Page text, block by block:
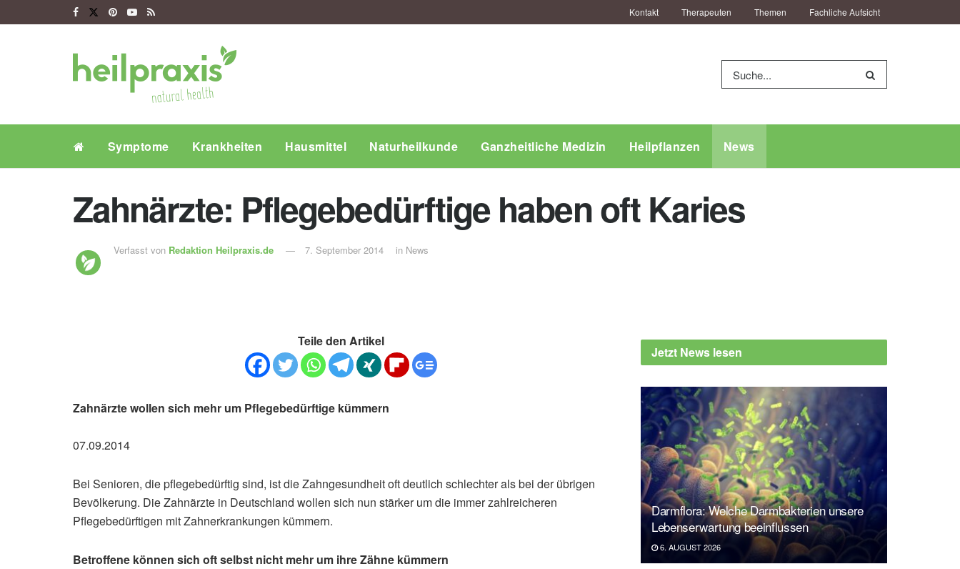
Kontakt Therapeuten Themen Fachliche Aufsicht
Symptome Krankheiten Hausmittel Naturheilkunde Ganzheitliche Medizin Heilpflanzen News
Zahnärzte: Pflegebedürftige haben oft Karies
Verfasst von Redaktion Heilpraxis.de 7. September 2014 in News
Teile den Artikel
Zahnärzte wollen sich mehr um Pflegebedürftige kümmern
07.09.2014
Bei Senioren, die pflegebedürftig sind, ist die Zahngesundheit oft deutlich schlechter als bei der übrigen
Bevölkerung. Die Zahnärzte in Deutschland wollen sich nun stärker um die immer zahlreicheren
Pflegebedürftigen mit Zahnerkrankungen kümmern.
Betroffene können sich oft selbst nicht mehr um ihre Zähne kümmern
Jetzt News lesen
Darmflora: Welche Darmbakterien unsere
Lebenserwartung beeinflussen
6. AUGUST 2026